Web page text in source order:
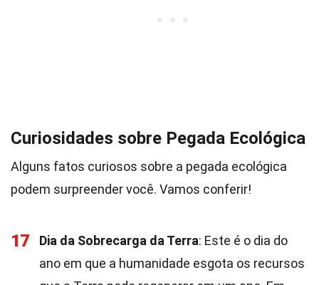
Curiosidades sobre Pegada Ecológica
Alguns fatos curiosos sobre a pegada ecológica
podem surpreender você. Vamos conferir!
17 Dia da Sobrecarga da Terra: Este é o dia do
ano em que a humanidade esgota os recursos